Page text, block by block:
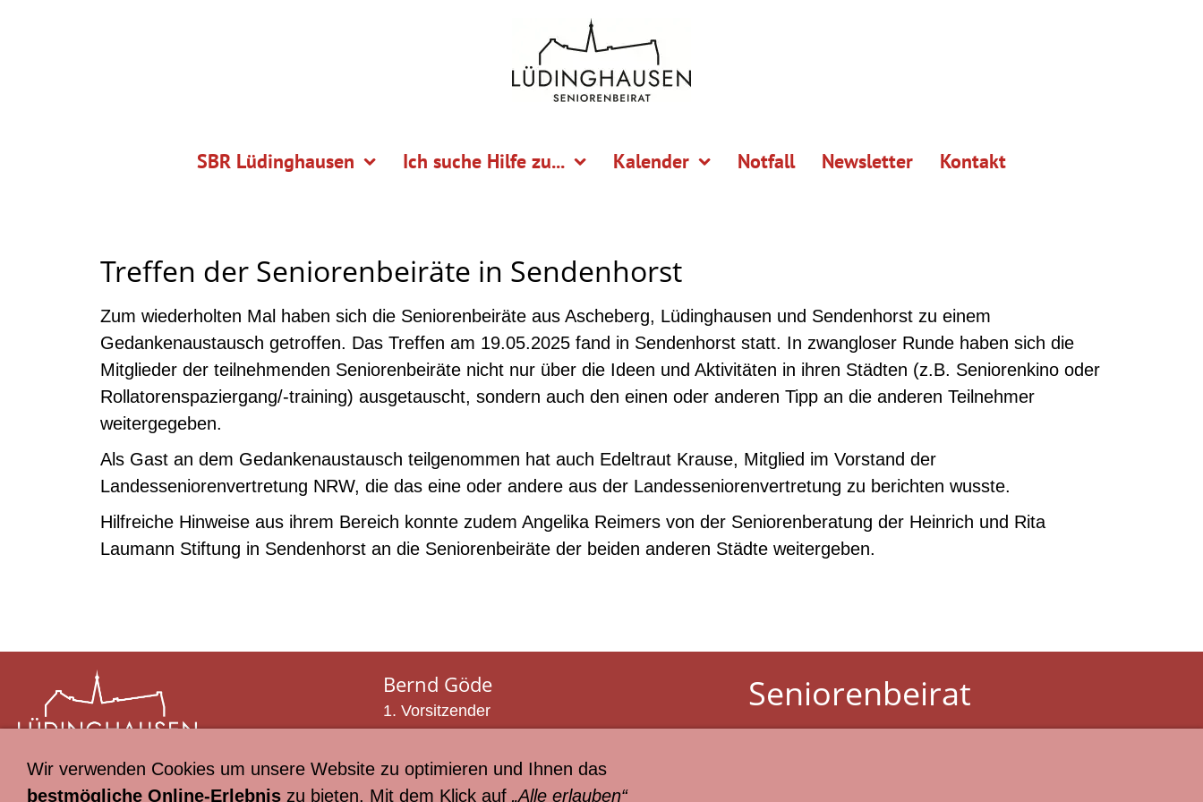
SBR Lüdinghausen Ich suche Hilfe zu... Kalender Notfall Newsletter Kontakt
Treffen der Seniorenbeiräte in Sendenhorst
Zum wiederholten Mal haben sich die Seniorenbeiräte aus Ascheberg, Lüdinghausen und Sendenhorst zu einem
Gedankenaustausch getroffen. Das Treffen am 19.05.2025 fand in Sendenhorst statt. In zwangloser Runde haben sich die
Mitglieder der teilnehmenden Seniorenbeiräte nicht nur über die Ideen und Aktivitäten in ihren Städten (z.B. Seniorenkino oder
Rollatorenspaziergang/-training) ausgetauscht, sondern auch den einen oder anderen Tipp an die anderen Teilnehmer
weitergegeben.
Als Gast an dem Gedankenaustausch teilgenommen hat auch Edeltraut Krause, Mitglied im Vorstand der
Landesseniorenvertretung NRW, die das eine oder andere aus der Landesseniorenvertretung zu berichten wusste.
Hilfreiche Hinweise aus ihrem Bereich konnte zudem Angelika Reimers von der Seniorenberatung der Heinrich und Rita
Laumann Stiftung in Sendenhorst an die Seniorenbeiräte der beiden anderen Städte weitergeben.
Bernd Göde
1. Vorsitzender
Tel 01520 - 2743 002
info@seniorenbeirat-lh.de
Seniorenbeirat
der Stadt Lüdinghausen
Wir verwenden Cookies um unsere Website zu optimieren und Ihnen das
bestmögliche Online-Erlebnis zu bieten. Mit dem Klick auf „Alle erlauben“